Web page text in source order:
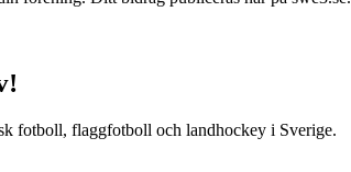
fotboll, flaggfotboll och landhockey i Sverige.